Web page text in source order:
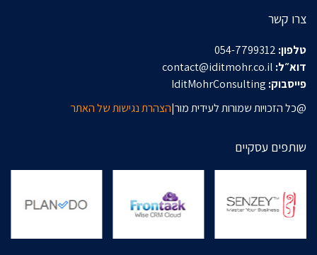
צרו קשר
טלפון:
דוא״ל:
פייסבוק:
@כל הזכויות שמורות לעידית מור|הצהרת נגישות של האתר
שותפים עסקיים